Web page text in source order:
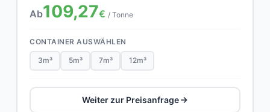
Ab109,27€ / Tonne
CONTAINER AUSWÄHLEN
3m³ 5m³ 7m³ 12m³
Weiter zur Preisanfrage